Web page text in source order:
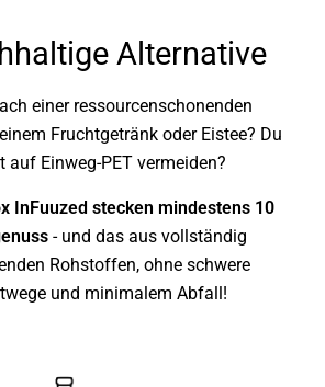
Alternative
einer ressourcenschonenden
Fruchtgetränk oder Eistee? Du
auf Einweg-PET vermeiden?
InFuuzed stecken mindestens 10
- und das aus vollständig
Rohstoffen, ohne schwere
und minimalem Abfall!